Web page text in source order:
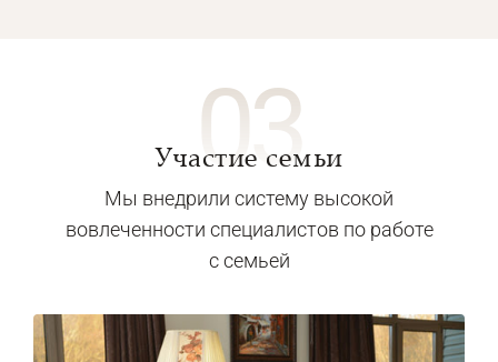
Участие семьи
Мы внедрили систему высокой
вовлеченности специалистов по работе
с семьей
03